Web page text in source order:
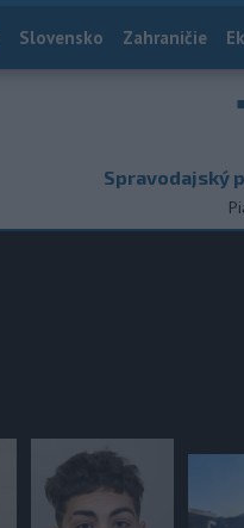
Slovensko Zahraničie
Spravodajský